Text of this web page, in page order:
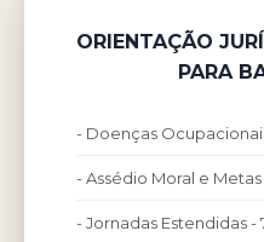
ORIENTAÇÃO
PARA
- Doenças
- Assédio Moral e Metas
- Jornadas Estendidas -